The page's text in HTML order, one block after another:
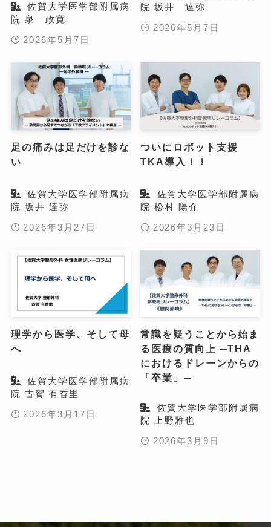
佐賀大学医学部附属病
院 泉 政寛
2026年5月7日
院 坂井 達弥
2026年5月7日
足の痛みは足だけを診な
い
佐賀大学医学部附属病
院 坂井 達弥
2026年3月27日
ついにロボット支援
TKA導入！！
佐賀大学医学部附属病
院 松村 陽介
2026年3月23日
理学から医学、そして母
へ
佐賀大学医学部附属病
院 古賀 有香里
2026年3月17日
常識を疑うことから始ま
る医療の質向上 ─THA
におけるドレーンからの
「卒業」─
佐賀大学医学部附属病
院 上野雅也
2026年3月9日